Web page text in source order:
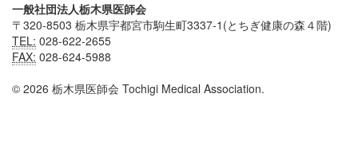
一般社団法人栃木県医師会
〒320-8503 栃木県宇都宮市駒生町3337-1(とちぎ健康の森４階)
TEL: 028-622-2655
FAX: 028-624-5988
© 2026 栃木県医師会 Tochigi Medical Association.